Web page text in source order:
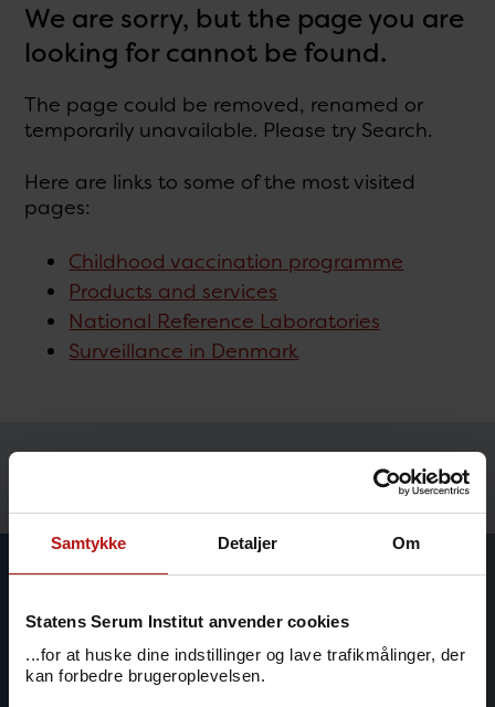
Samtykke Detaljer Om
Statens Serum Institut anvender cookies
...for at huske dine indstillinger og lave trafikmålinger, der
kan forbedre brugeroplevelsen.
We are sorry, but the page you are
looking for cannot be found.
The page could be removed, renamed or
temporarily unavailable. Please try Search.
Here are links to some of the most visited
pages:
Childhood vaccination programme
Products and services
National Reference Laboratories
Surveillance in Denmark